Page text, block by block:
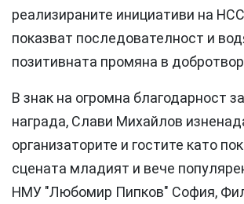
реализираните инициативи на
показват последователност и
позитивната промяна в
В знак на огромна благодарност
награда, Слави Михайлов
организаторите и гостите като
сцената младият и вече
НМУ "Любомир Пипков" София,